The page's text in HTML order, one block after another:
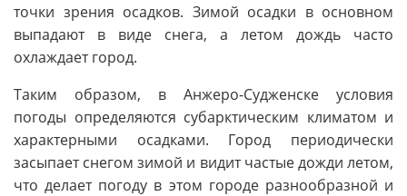
точки зрения осадков. Зимой осадки в основном
выпадают в виде снега, а летом дождь часто
охлаждает город.
Таким образом, в Анжеро-Судженске условия
погоды определяются субарктическим климатом и
характерными осадками. Город периодически
засыпает снегом зимой и видит частые дожди летом,
что делает погоду в этом городе разнообразной и